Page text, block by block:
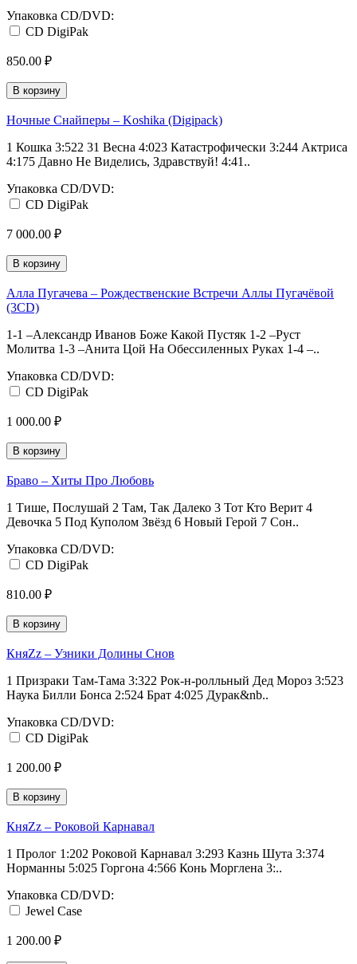
Упаковка CD/DVD:
CD DigiPak
850.00 ₽
В корзину
Ночные Снайперы ‎– Koshika (Digipack)
1 Кошка 3:522 31 Весна 4:023 Катастрофически 3:244 Актриса
4:175 Давно Не Виделись, Здравствуй! 4:41..
Упаковка CD/DVD:
CD DigiPak
7 000.00 ₽
В корзину
Алла Пугачева ‎– Рождественские Встречи Аллы Пугачёвой
(3CD)
1-1 –Александр Иванов Боже Какой Пустяк 1-2 –Руст
Молитва 1-3 –Анита Цой На Обессиленных Руках 1-4 –..
Упаковка CD/DVD:
CD DigiPak
1 000.00 ₽
В корзину
Браво ‎– Хиты Про Любовь
1 Тише, Послушай 2 Там, Так Далеко 3 Тот Кто Верит 4
Девочка 5 Под Куполом Звёзд 6 Новый Герой 7 Сон..
Упаковка CD/DVD:
CD DigiPak
810.00 ₽
В корзину
КняZz ‎– Узники Долины Снов
1 Призраки Там-Тама 3:322 Рок-н-ролльный Дед Мороз 3:523
Наука Билли Бонса 2:524 Брат 4:025 Дурак&nb..
Упаковка CD/DVD:
CD DigiPak
1 200.00 ₽
В корзину
КняZz ‎– Роковой Карнавал
1 Пролог 1:202 Роковой Карнавал 3:293 Казнь Шута 3:374
Норманны 5:025 Горгона 4:566 Конь Морглена 3:..
Упаковка CD/DVD:
Jewel Case
1 200.00 ₽